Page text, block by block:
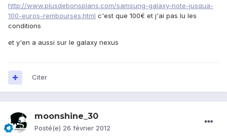
http://www.plusdebonsplans.com/samsung-galaxy-note-jusqua-
100-euros-rembourses.html c'est que 100€ et j'ai pas lu les
conditions
et y'en a aussi sur le galaxy nexus
Citer
moonshine_30
Posté(e) 26 février 2012